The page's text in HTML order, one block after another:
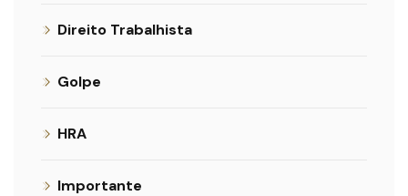
Direito Trabalhista
Golpe
HRA
Importante